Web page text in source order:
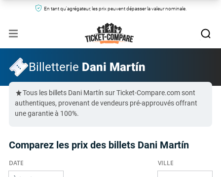
En tant qu'agrégateur, les prix peuvent dépasser la valeur nominale.
Billetterie Dani Martín
Tous les billets Dani Martín sur Ticket-Compare.com sont
authentiques, provenant de vendeurs pré-approuvés offrant
une garantie à 100%.
Comparez les prix des billets Dani Martín